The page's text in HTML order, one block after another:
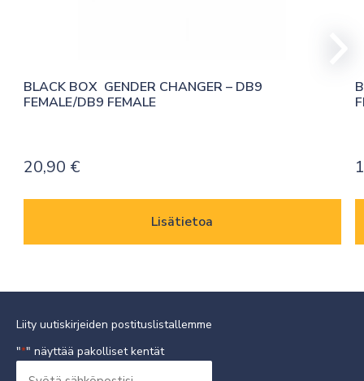
BLACK BOX  GENDER CHANGER – DB9
FEMALE/DB9 FEMALE
20,90 €
Lisätietoa
Liity uutiskirjeiden postituslistallemme
"*" näyttää pakolliset kentät